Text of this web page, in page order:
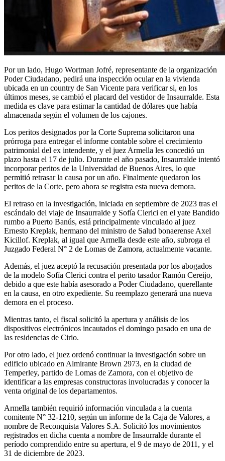
Por un lado, Hugo Wortman Jofré, representante de la organización
Poder Ciudadano, pedirá una inspección ocular en la vivienda
ubicada en un country de San Vicente para verificar si, en los
últimos meses, se cambió el placard del vestidor de Insaurralde. Esta
medida es clave para estimar la cantidad de dólares que había
almacenada según el volumen de los cajones.
Los peritos designados por la Corte Suprema solicitaron una
prórroga para entregar el informe contable sobre el crecimiento
patrimonial del ex intendente, y el juez Armella les concedió un
plazo hasta el 17 de julio. Durante el año pasado, Insaurralde intentó
incorporar peritos de la Universidad de Buenos Aires, lo que
permitió retrasar la causa por un año. Finalmente quedaron los
peritos de la Corte, pero ahora se registra esta nueva demora.
El retraso en la investigación, iniciada en septiembre de 2023 tras el
escándalo del viaje de Insaurralde y Sofía Clerici en el yate Bandido
rumbo a Puerto Banús, está principalmente vinculado al juez
Ernesto Kreplak, hermano del ministro de Salud bonaerense Axel
Kicillof. Kreplak, al igual que Armella desde este año, subroga el
Juzgado Federal N° 2 de Lomas de Zamora, actualmente vacante.
Además, el juez aceptó la recusación presentada por los abogados
de la modelo Sofía Clerici contra el perito tasador Ramón Cereijo,
debido a que este había asesorado a Poder Ciudadano, querellante
en la causa, en otro expediente. Su reemplazo generará una nueva
demora en el proceso.
Mientras tanto, el fiscal solicitó la apertura y análisis de los
dispositivos electrónicos incautados el domingo pasado en una de
las residencias de Cirio.
Por otro lado, el juez ordenó continuar la investigación sobre un
edificio ubicado en Almirante Brown 2973, en la ciudad de
Temperley, partido de Lomas de Zamora, con el objetivo de
identificar a las empresas constructoras involucradas y conocer la
venta original de los departamentos.
Armella también requirió información vinculada a la cuenta
comitente N° 32-1210, según un informe de la Caja de Valores, a
nombre de Reconquista Valores S.A. Solicitó los movimientos
registrados en dicha cuenta a nombre de Insaurralde durante el
período comprendido entre su apertura, el 9 de mayo de 2011, y el
31 de diciembre de 2023.